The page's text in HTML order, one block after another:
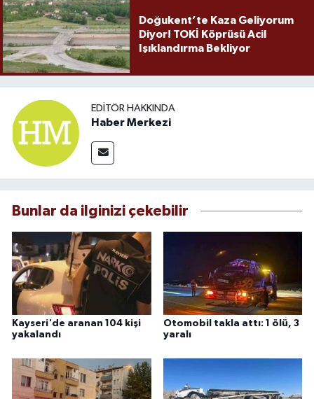
Doğukent’te Kaza Geliyorum
Diyor! TOKİ Köprüsü Acil
Işıklandırma Bekliyor
EDITÖR HAKKINDA
Haber Merkezi
Bunlar da ilginizi çekebilir
Kayseri'de aranan 104 kişi
yakalandı
Otomobil takla attı: 1 ölü, 3
yaralı